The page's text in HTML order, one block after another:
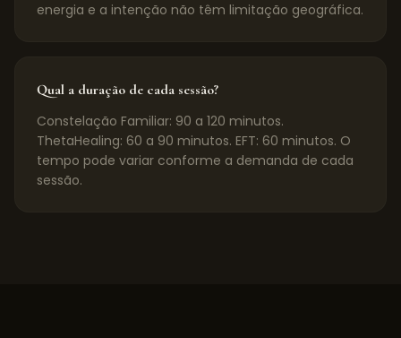
energia e a intenção não têm limitação geográfica.
Qual a duração de cada sessão?
Constelação Familiar: 90 a 120 minutos.
ThetaHealing: 60 a 90 minutos. EFT: 60 minutos. O
tempo pode variar conforme a demanda de cada
sessão.